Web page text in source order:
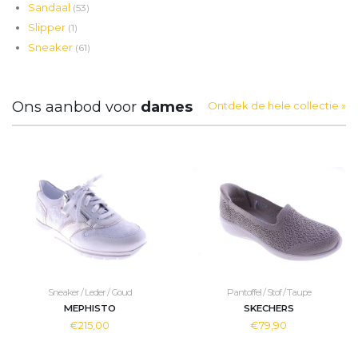
Sandaal (53)
Slipper (1)
Sneaker (61)
Ons aanbod voor dames Ontdek de hele collectie »
Sneaker / Leder / Goud
MEPHISTO
€215,00
Pantoffel / Stof / Taupe
SKECHERS
€79,90